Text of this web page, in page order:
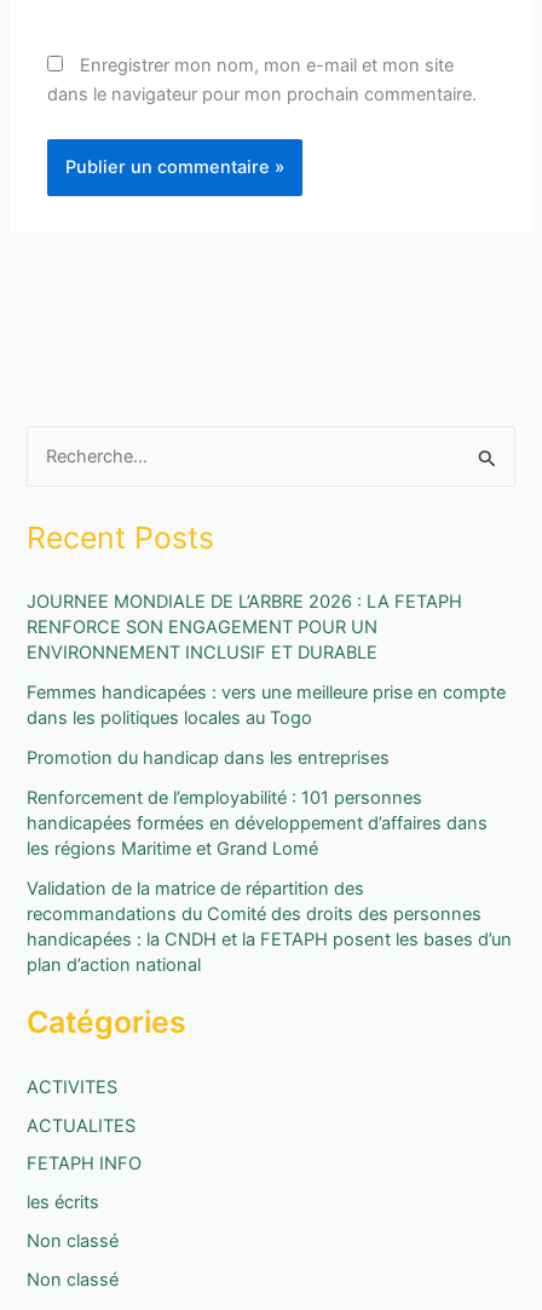
Enregistrer mon nom, mon e-mail et mon site
dans le navigateur pour mon prochain commentaire.
c
e
r
h
:
Recent Posts
JOURNEE MONDIALE DE L’ARBRE 2026 : LA FETAPH
RENFORCE SON ENGAGEMENT POUR UN
ENVIRONNEMENT INCLUSIF ET DURABLE
Femmes handicapées : vers une meilleure prise en compte
dans les politiques locales au Togo
Promotion du handicap dans les entreprises
Renforcement de l’employabilité : 101 personnes
handicapées formées en développement d’affaires dans
les régions Maritime et Grand Lomé
Validation de la matrice de répartition des
recommandations du Comité des droits des personnes
handicapées : la CNDH et la FETAPH posent les bases d’un
plan d’action national
Catégories
ACTIVITES
ACTUALITES
FETAPH INFO
les écrits
Non classé
Non classé